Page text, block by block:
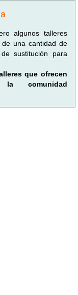
algunos talleres
una cantidad de
sustitución para
que ofrecen
comunidad